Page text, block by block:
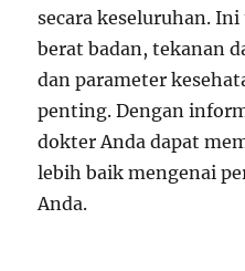
secara keseluruhan.
berat badan, tekanan
dan parameter
penting. Dengan
dokter Anda dapat
lebih baik mengenai
Anda.